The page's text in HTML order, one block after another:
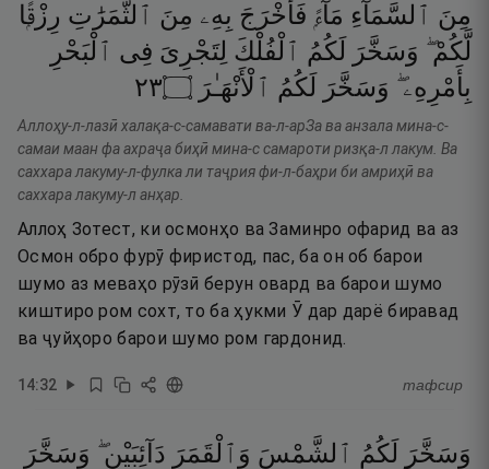
مِنَ ٱلسَّمَآءِ مَآءًۭ فَأَخْرَجَ بِهِۦ مِنَ ٱلثَّمَرَٰتِ رِزْقًۭا
لَّكُمْ ۖ وَسَخَّرَ لَكُمُ ٱلْفُلْكَ لِتَجْرِىَ فِى ٱلْبَحْرِ
بِأَمْرِهِۦ ۖ وَسَخَّرَ لَكُمُ ٱلْأَنْهَـٰرَ ۝٣٢
Аллоҳу-л-лазӣ халақа-с-самавати ва-л-арЗа ва анзала мина-с-
самаи маан фа ахраҷа биҳӣ мина-с самароти ризқа-л лакум. Ва
саххара лакуму-л-фулка ли таҷрия фи-л-баҳри би амриҳӣ ва
саххара лакуму-л анҳар.
Аллоҳ Зотест, ки осмонҳо ва Заминро офарид ва аз
Осмон обро фурӯ фиристод, пас, ба он об барои
шумо аз меваҳо рӯзӣ берун овард ва барои шумо
киштиро ром сохт, то ба ҳукми Ӯ дар дарё биравад
ва ҷуйҳоро барои шумо ром гардонид.
14:32 тафсир
وَسَخَّرَ لَكُمُ ٱلشَّمْسَ وَٱلْقَمَرَ دَآئِبَيْنِ ۖ وَسَخَّرَ